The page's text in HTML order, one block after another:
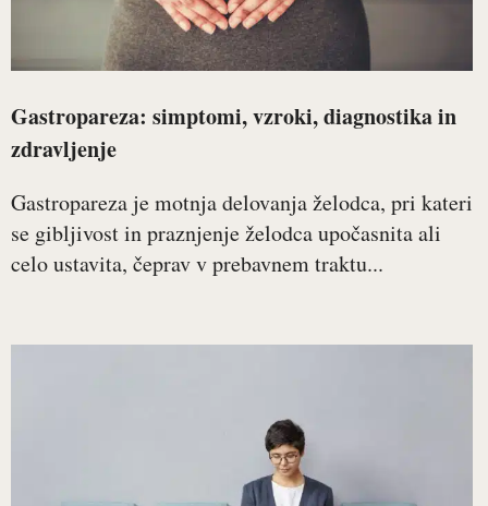
Gastropareza: simptomi, vzroki, diagnostika in
zdravljenje
Gastropareza je motnja delovanja želodca, pri kateri
se gibljivost in praznjenje želodca upočasnita ali
celo ustavita, čeprav v prebavnem traktu...